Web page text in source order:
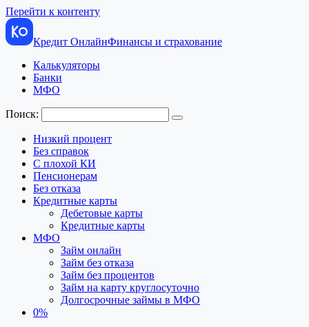
Перейти к контенту
Кредит ОнлайнФинансы и страхование
Калькуляторы
Банки
МФО
Поиск:
Низкий процент
Без справок
С плохой КИ
Пенсионерам
Без отказа
Кредитные карты
Дебетовые карты
Кредитные карты
МФО
Займ онлайн
Займ без отказа
Займ без процентов
Займ на карту круглосуточно
Долгосрочные займы в МФО
0%